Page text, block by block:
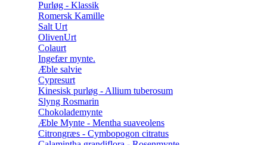
Purløg - Klassik
Romersk Kamille
Salt Urt
OlivenUrt
Colaurt
Ingefær mynte.
Æble salvie
Cypresurt
Kinesisk purløg - Allium tuberosum
Slyng Rosmarin
Chokolademynte
Æble Mynte - Mentha suaveolens
Citrongræs - Cymbopogon citratus